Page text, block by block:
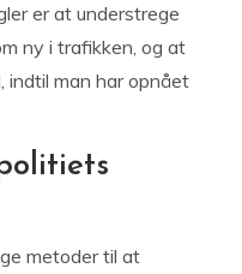
er at understrege
ny i trafikken, og at
indtil man har opnået
metoder til at